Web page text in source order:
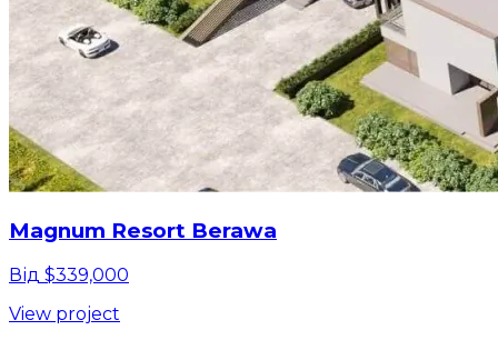
Magnum Resort Berawa
Від $339,000
View project